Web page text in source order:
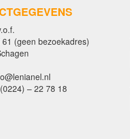
(geen bezoekadres)
– 22 78 18